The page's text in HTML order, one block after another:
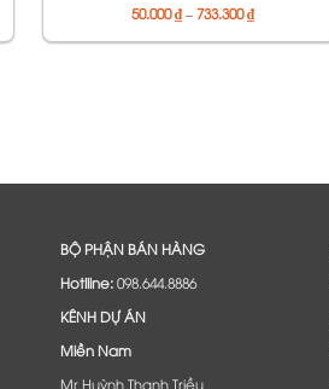
50.000₫–733.300₫Khoảng
giá:
từ
BỘ PHẬN BÁN HÀNG
Hotlline:098.644.8886
KÊNH DỰ ÁN
Miền Nam
Mr Huỳnh Thanh Triều